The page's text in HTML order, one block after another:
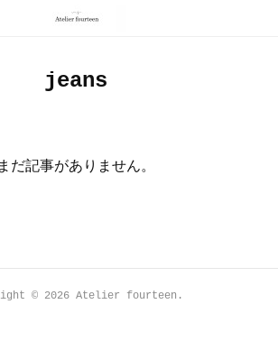
jeans
まだ記事がありません。
© 2026 Atelier fourteen .